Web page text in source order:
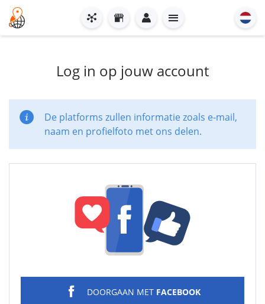
Log in op jouw account
De platforms zullen informatie zoals e-mail,
naam en profielfoto met ons delen.
DOORGAAN MET FACEBOOK